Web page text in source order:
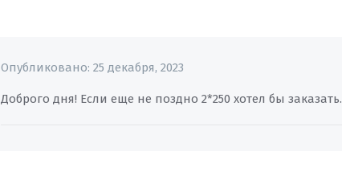
Опубликовано:25 декабря, 2023
Доброго дня! Если еще не поздно 2*250 хотел бы заказать.